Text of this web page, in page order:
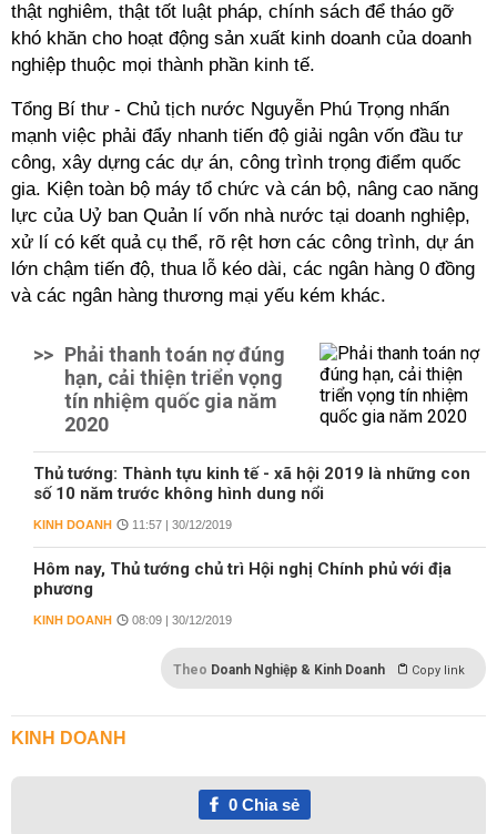
thật nghiêm, thật tốt luật pháp, chính sách để tháo gỡ
khó khăn cho hoạt động sản xuất kinh doanh của doanh
nghiệp thuộc mọi thành phần kinh tế.
Tổng Bí thư - Chủ tịch nước Nguyễn Phú Trọng nhấn
mạnh việc phải đẩy nhanh tiến độ giải ngân vốn đầu tư
công, xây dựng các dự án, công trình trọng điểm quốc
gia. Kiện toàn bộ máy tổ chức và cán bộ, nâng cao năng
lực của Uỷ ban Quản lí vốn nhà nước tại doanh nghiệp,
xử lí có kết quả cụ thể, rõ rệt hơn các công trình, dự án
lớn chậm tiến độ, thua lỗ kéo dài, các ngân hàng 0 đồng
và các ngân hàng thương mại yếu kém khác.
>> Phải thanh toán nợ đúng
hạn, cải thiện triển vọng
tín nhiệm quốc gia năm
2020
Thủ tướng: Thành tựu kinh tế - xã hội 2019 là những con
số 10 năm trước không hình dung nổi
KINH DOANH 11:57 | 30/12/2019
Hôm nay, Thủ tướng chủ trì Hội nghị Chính phủ với địa
phương
KINH DOANH 08:09 | 30/12/2019
Theo Doanh Nghiệp & Kinh Doanh Copy link
KINH DOANH
0Chia sẻ